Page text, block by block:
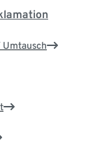
Umtausch